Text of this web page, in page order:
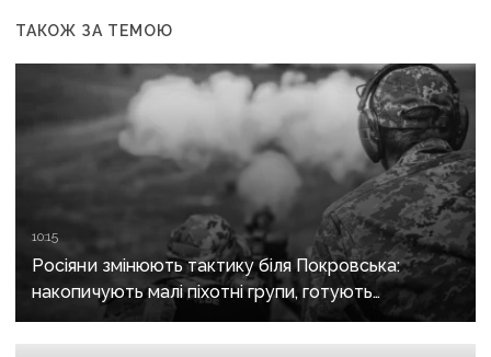
ТАКОЖ ЗА ТЕМОЮ
10:15
Росіяни змінюють тактику біля Покровська:
накопичують малі піхотні групи, готують
бронештурми та намагаються перерізати
логістику